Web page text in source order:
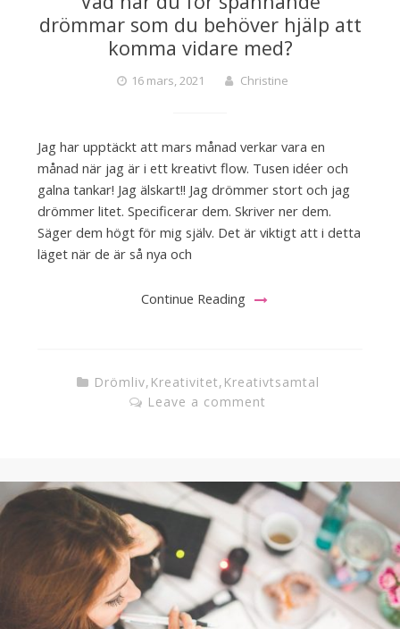
drömmar som du behöver hjälp att
komma vidare med?
16 mars, 2021 Christine
Jag har upptäckt att mars månad verkar vara en
månad när jag är i ett kreativt flow. Tusen idéer och
galna tankar! Jag älskart!! Jag drömmer stort och jag
drömmer litet. Specificerar dem. Skriver ner dem.
Säger dem högt för mig själv. Det är viktigt att i detta
läget när de är så nya och
Continue Reading
Drömliv, Kreativitet, Kreativtsamtal
Leave a comment